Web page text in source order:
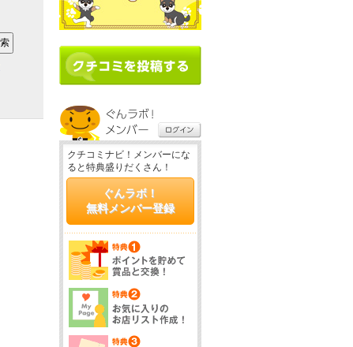
クチコミナビ！メンバーにな
ると特典盛りだくさん！
ぐんラボ！
無料メンバー登録